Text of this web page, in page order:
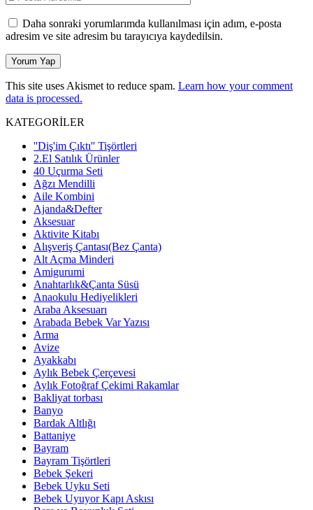
Daha sonraki yorumlarımda kullanılması için adım, e-posta
adresim ve site adresim bu tarayıcıya kaydedilsin.
This site uses Akismet to reduce spam. Learn how your comment
data is processed.
KATEGORİLER
''Diş'im Çıktı'' Tişörtleri
2.El Satılık Ürünler
40 Uçurma Seti
Ağzı Mendilli
Aile Kombini
Ajanda&Defter
Aksesuar
Aktivite Kitabı
Alışveriş Çantası(Bez Çanta)
Alt Açma Minderi
Amigurumi
Anahtarlık&Çanta Süsü
Anaokulu Hediyelikleri
Araba Aksesuarı
Arabada Bebek Var Yazısı
Arma
Avize
Ayakkabı
Aylık Bebek Çerçevesi
Aylık Fotoğraf Çekimi Rakamlar
Bakliyat torbası
Banyo
Bardak Altlığı
Battaniye
Bayram
Bayram Tişörtleri
Bebek Şekeri
Bebek Uyku Seti
Bebek Uyuyor Kapı Askısı